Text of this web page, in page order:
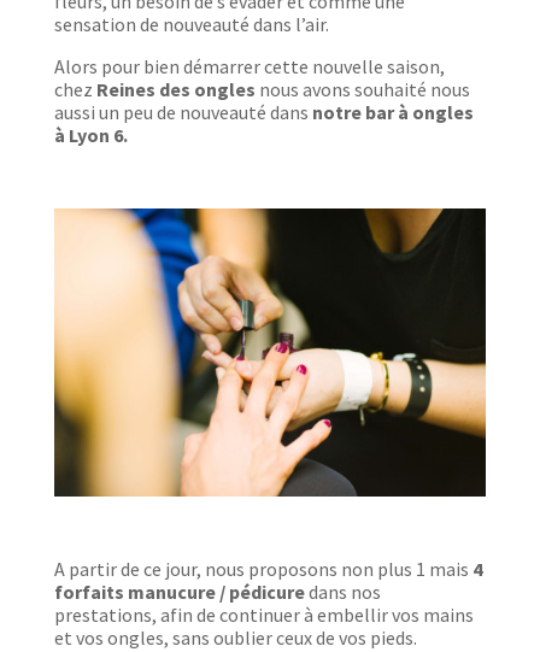
sensation de nouveauté dans l’air.
Alors pour bien démarrer cette nouvelle saison,
chez Reines des ongles nous avons souhaité nous
aussi un peu de nouveauté dans notre bar à ongles
à Lyon 6.
A partir de ce jour, nous proposons non plus 1 mais 4
forfaits manucure / pédicuredans nos
prestations, afin de continuer à embellir vos mains
et vos ongles, sans oublier ceux de vos pieds.